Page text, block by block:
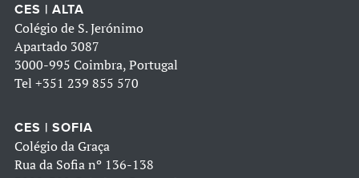
CES | ALTA
Colégio de S. Jerónimo
Apartado 3087
3000-995 Coimbra, Portugal
Tel +351 239 855 570
CES | SOFIA
Colégio da Graça
Rua da Sofia nº 136-138